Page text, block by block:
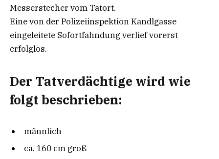
Messerstecher vom Tatort.
Eine von der Polizeiinspektion Kandlgasse
eingeleitete Sofortfahndung verlief vorerst
erfolglos.
Der Tatverdächtige wird wie
folgt beschrieben:
männlich
ca. 160 cm groß